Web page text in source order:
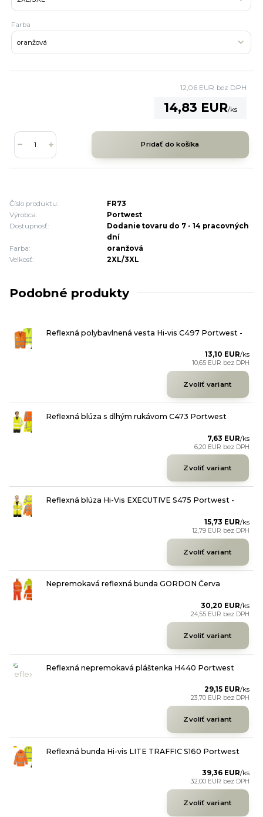
Farba
14,83 EUR/ks
12,06 EUR bez DPH
Pridať do košíka
Číslo produktu:
FR73
Výrobca:
Portwest
Dostupnosť:
Dodanie tovaru do 7 - 14 pracovných
dní
Farba:
oranžová
Veľkosť:
2XL/3XL
Podobné produkty
Reflexná polybavlnená vesta Hi-vis C497 Portwest -
13,10 EUR/ks
10,65 EUR bez DPH
Zvoliť variant
Reflexná blúza s dlhým rukávom C473 Portwest
7,63 EUR/ks
6,20 EUR bez DPH
Zvoliť variant
Reflexná blúza Hi-Vis EXECUTIVE S475 Portwest -
15,73 EUR/ks
12,79 EUR bez DPH
Zvoliť variant
Nepremokavá reflexná bunda GORDON Červa
30,20 EUR/ks
24,55 EUR bez DPH
Zvoliť variant
Reflexná nepremokavá pláštenka H440 Portwest
29,15 EUR/ks
23,70 EUR bez DPH
Zvoliť variant
Reflexná bunda Hi-vis LITE TRAFFIC S160 Portwest
39,36 EUR/ks
32,00 EUR bez DPH
Zvoliť variant